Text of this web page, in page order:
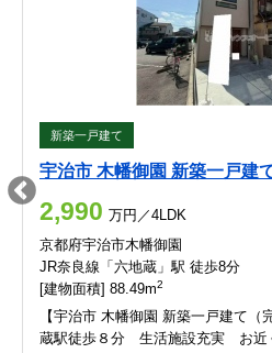
新築一戸建て
宇治市 木幡御園 新築一戸建
2,990 万円／4LDK
京都府宇治市木幡御園
JR奈良線「六地蔵」駅 徒歩8分
[建物面積] 88.49m2
【宇治市 木幡御園 新築一戸建て
蔵駅徒歩８分 生活施設充実 お